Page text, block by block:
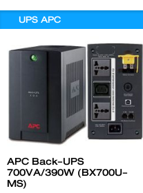
UPS APC
APC Back-UPS
700VA/390W (BX700U-
MS)